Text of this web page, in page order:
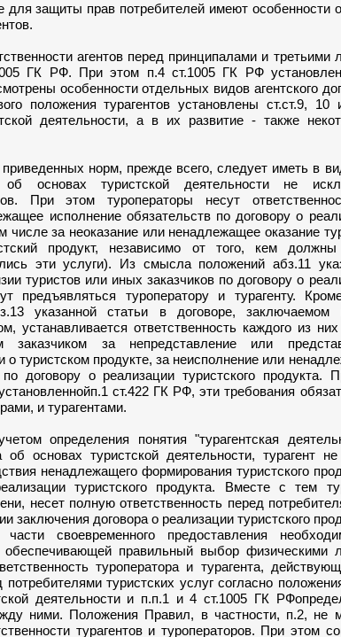
защиты прав потребителей имеют особенности
агентов перед принципалами и третьими
ГК РФ. При этом п.4 ст.1005 ГК РФ
особенности отдельных видов агентского
положения турагентов установлены ст.ст.9, 10
деятельности, а в их развитие - также
норм, прежде всего, следует иметь в
основах туристской деятельности не
При этом туроператоры несут
исполнение обязательств по договору о
числе за неоказание или ненадлежащее оказание
продукт, независимо от того, кем
эти услуги). Из смысла положений абз.11
туристов или иных заказчиков по договору о
предъявляться туроператору и турагенту.
указанной статьи в договоре, заключаемом
устанавливается ответственность каждого из
за непредставление или
о туристском продукте, за неисполнение или
договору о реализации туристского продукта.
ст.422 ГК РФ, эти требования
и турагентами.
определения понятия "турагентская
об основах туристской деятельности, турагент
ненадлежащего формирования туристского
туристского продукта. Вместе с тем
несет полную ответственность перед
заключения договора о реализации туристского
своевременного предоставления
обеспечивающей правильный выбор физическими
туроператора и турагента,
туристских услуг согласно
деятельности и п.п.1 и 4 ст.1005 ГК
ними. Положения Правил, в частности, п.2, не
турагентов и туроператоров. При этом